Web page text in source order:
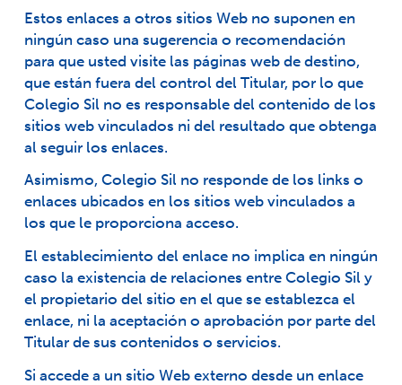
Estos enlaces a otros sitios Web no suponen en
ningún caso una sugerencia o recomendación
para que usted visite las páginas web de destino,
que están fuera del control del Titular, por lo que
Colegio Sil no es responsable del contenido de los
sitios web vinculados ni del resultado que obtenga
al seguir los enlaces.
Asimismo, Colegio Sil no responde de los links o
enlaces ubicados en los sitios web vinculados a
los que le proporciona acceso.
El establecimiento del enlace no implica en ningún
caso la existencia de relaciones entre Colegio Sil y
el propietario del sitio en el que se establezca el
enlace, ni la aceptación o aprobación por parte del
Titular de sus contenidos o servicios.
Si accede a un sitio Web externo desde un enlace